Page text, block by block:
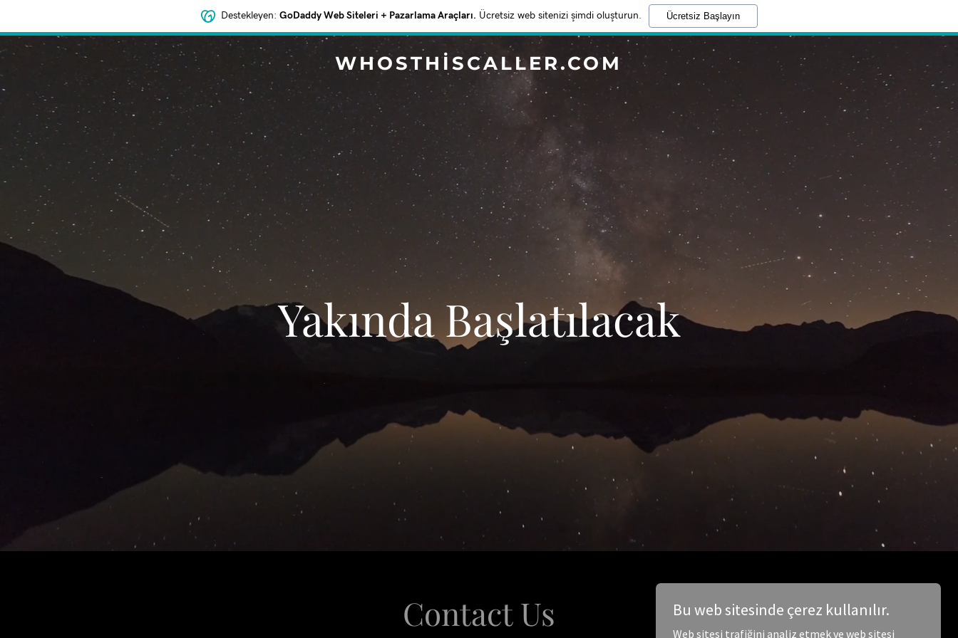
Destekleyen: GoDaddy Web Siteleri + Pazarlama Araçları. Ücretsiz web sitenizi şimdi oluşturun. Ücretsiz Başlayın
WHOSTHISCALLER.COM
‌Yakında Başlatılacak
Contact Us Bu web sitesinde çerez kullanılır.
Web sitesi trafiğini analiz etmek ve web sitesi